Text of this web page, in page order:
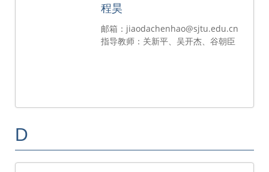
程昊
邮箱：jiaodachenhao@sjtu.edu.cn
指导教师：关新平、吴开杰、谷朝臣
D